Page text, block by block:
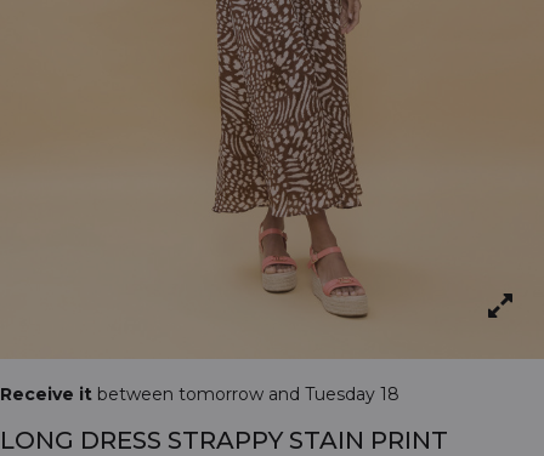
Receive it between tomorrow and Tuesday 18
LONG DRESS STRAPPY STAIN PRINT